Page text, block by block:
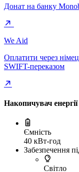
Донат на банку
We Aid
Оплатити через
SWIFT-переказом
Накопичувач енергії
Ємність
40 кВт-год
Забезпечення
Світло